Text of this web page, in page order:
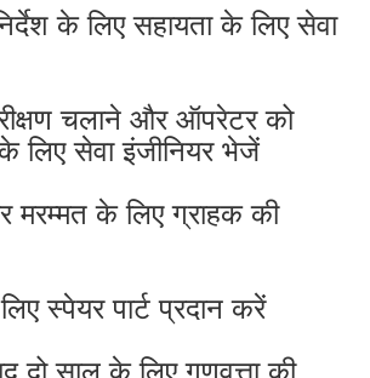
के लिए सहायता के लिए सेवा
चलाने और ऑपरेटर को
लिए सेवा इंजीनियर भेजें
के लिए ग्राहक की
स्पेयर पार्ट प्रदान करें
दो साल के लिए गुणवत्ता की